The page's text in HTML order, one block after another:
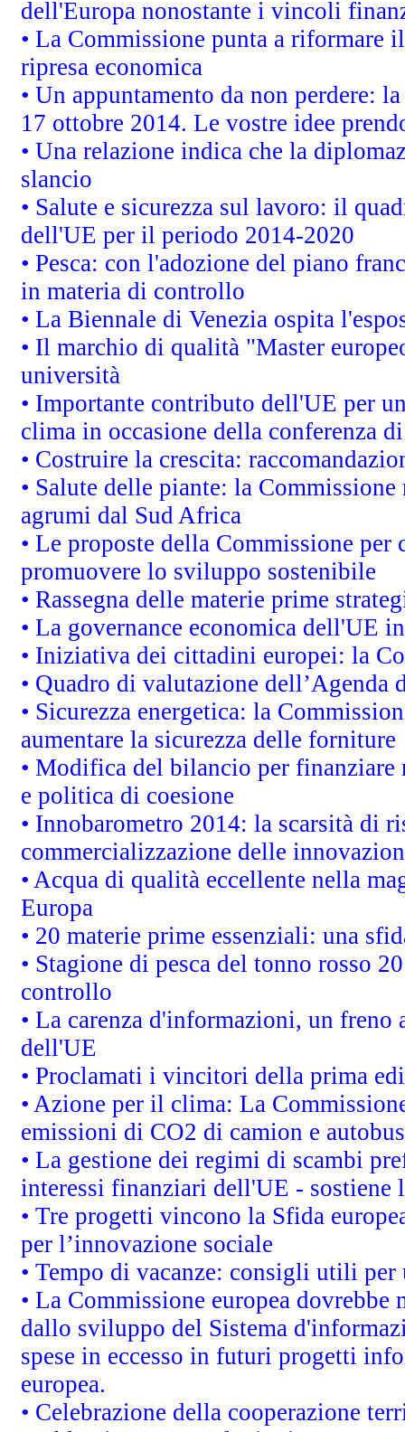
dell'Europa nonostante i vincoli
• La Commissione punta a riformare
ripresa economica
• Un appuntamento da non perdere:
17 ottobre 2014. Le vostre idee
• Una relazione indica che la
slancio
• Salute e sicurezza sul lavoro: il
dell'UE per il periodo 2014-2020
• Pesca: con l'adozione del piano
in materia di controllo
• La Biennale di Venezia ospita
• Il marchio di qualità "Master
università
• Importante contributo dell'UE per
clima in occasione della conferenza
• Costruire la crescita:
• Salute delle piante: la
agrumi dal Sud Africa
• Le proposte della Commissione
promuovere lo sviluppo sostenibile
• Rassegna delle materie prime
• La governance economica dell'UE
• Iniziativa dei cittadini europei: la
• Quadro di valutazione
• Sicurezza energetica: la
aumentare la sicurezza delle forniture
• Modifica del bilancio per finanziare
e politica di coesione
• Innobarometro 2014: la scarsità di
commercializzazione delle
• Acqua di qualità eccellente nella
Europa
• 20 materie prime essenziali: una
• Stagione di pesca del tonno rosso
controllo
• La carenza d'informazioni, un
dell'UE
• Proclamati i vincitori della prima
• Azione per il clima: La
emissioni di CO2 di camion e autobus
• La gestione dei regimi di scambi
interessi finanziari dell'UE - sostiene
• Tre progetti vincono la Sfida
per l’innovazione sociale
• Tempo di vacanze: consigli utili per
• La Commissione europea
dallo sviluppo del Sistema
spese in eccesso in futuri progetti
europea.
• Celebrazione della cooperazione